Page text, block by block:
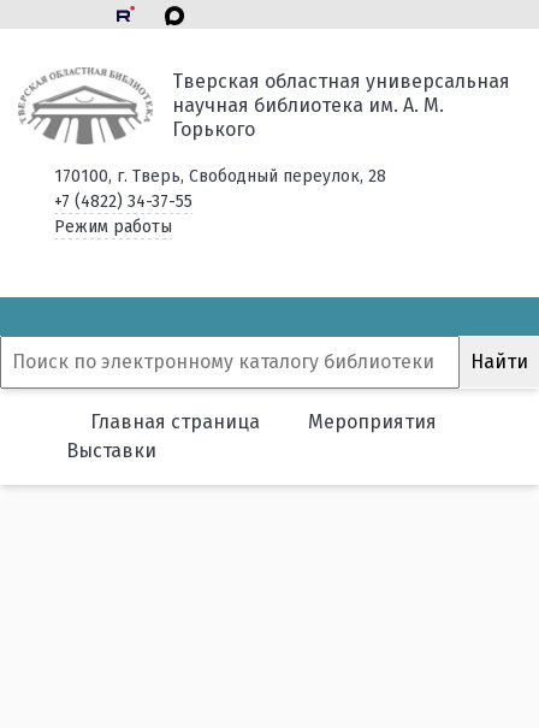
Тверская областная универсальная
научная библиотека им. А. М.
Горького
170100, г. Тверь, Свободный переулок, 28
+7 (4822) 34-37-55
Режим работы
Главная страница
Мероприятия
Выставки